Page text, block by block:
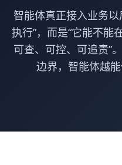
智能体真正接入业务
执行”，而是“它能不能
可查、可控、可追责”
边界，智能体越